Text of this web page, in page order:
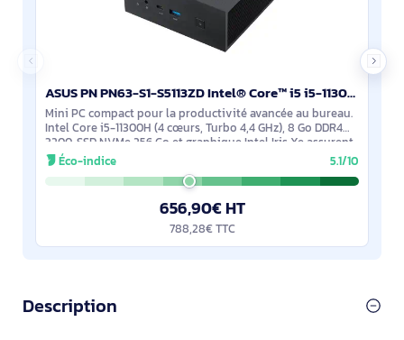
ASUS PN PN63-S1-S5113ZD Intel® Core™ i5 i5-11300H 8 Go DDR4-SDRAM 256 Go SSD Windows 10 Pro Mini PC - 90MS02D1-M003J0
Mini PC compact pour la productivité avancée au bureau.
Intel Core i5-11300H (4 cœurs, Turbo 4,4 GHz), 8 Go DDR4
3200, SSD NVMe 256 Go et graphique Intel Iris Xe assurent
des applications réactives
Éco-indice 5.1/10
656,90€ HT
788,28€ TTC
Description